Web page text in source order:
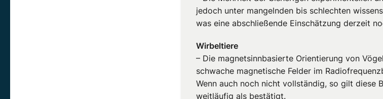
jedoch unter mangelnden bis schlechten
was eine abschließende Einschätzung derzeit
Wirbeltiere
– Die magnetsinnbasierte Orientierung von
schwache magnetische Felder im
Wenn auch noch nicht vollständig, so gilt diese
weitläufig als bestätigt.